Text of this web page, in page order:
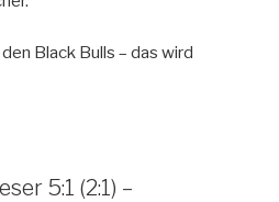
Black Bulls – das wird
5:1 (2:1) –